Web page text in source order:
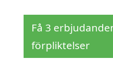
Få 3
förpliktelser